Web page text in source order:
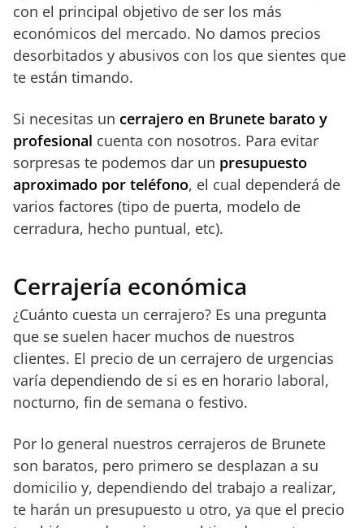
con el principal objetivo de ser los más
económicos del mercado. No damos precios
desorbitados y abusivos con los que sientes que
te están timando.
Si necesitas un cerrajero en Brunete barato y
profesional cuenta con nosotros. Para evitar
sorpresas te podemos dar un presupuesto
aproximado por teléfono, el cual dependerá de
varios factores (tipo de puerta, modelo de
cerradura, hecho puntual, etc).
Cerrajería económica
¿Cuánto cuesta un cerrajero? Es una pregunta
que se suelen hacer muchos de nuestros
clientes. El precio de un cerrajero de urgencias
varía dependiendo de si es en horario laboral,
nocturno, fin de semana o festivo.
Por lo general nuestros cerrajeros de Brunete
son baratos, pero primero se desplazan a su
domicilio y, dependiendo del trabajo a realizar,
te harán un presupuesto u otro, ya que el precio